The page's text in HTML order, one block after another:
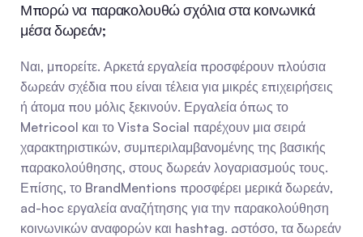
Μπορώ να παρακολουθώ σχόλια στα κοινωνικά
μέσα δωρεάν;
Ναι, μπορείτε. Αρκετά εργαλεία προσφέρουν πλούσια
δωρεάν σχέδια που είναι τέλεια για μικρές επιχειρήσεις
ή άτομα που μόλις ξεκινούν. Εργαλεία όπως το
Metricool και το Vista Social παρέχουν μια σειρά
χαρακτηριστικών, συμπεριλαμβανομένης της βασικής
παρακολούθησης, στους δωρεάν λογαριασμούς τους.
Επίσης, το BrandMentions προσφέρει μερικά δωρεάν,
ad-hoc εργαλεία αναζήτησης για την παρακολούθηση
κοινωνικών αναφορών και hashtag. Ωστόσο, τα δωρεάν